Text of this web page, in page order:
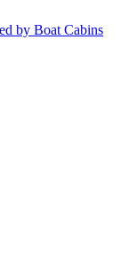
by Boat Cabins